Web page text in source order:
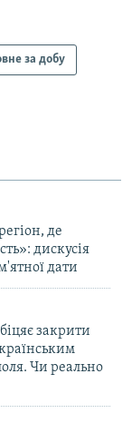
за добу
де
дискусія
дати
закрити
Чи реально